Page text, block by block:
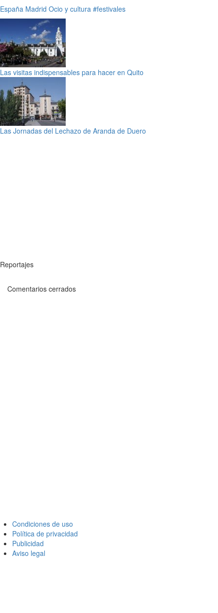
España Madrid Ocio y cultura #festivales
Las visitas indispensables para hacer en Quito
Las Jornadas del Lechazo de Aranda de Duero
Reportajes
Comentarios cerrados
Condiciones de uso
Política de privacidad
Publicidad
Aviso legal